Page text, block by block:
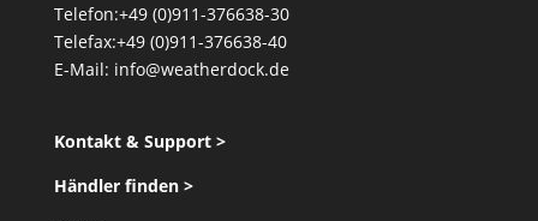
Telefon:+49 (0)911-376638-30
Telefax:+49 (0)911-376638-40
E-Mail: info@weatherdock.de
Kontakt & Support >
Händler finden >